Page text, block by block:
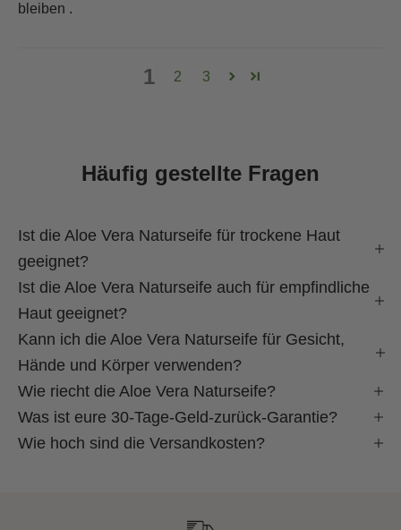
bleiben .
1 2 3
Häufig gestellte Fragen
Ist die Aloe Vera Naturseife für trockene Haut
geeignet?
Ist die Aloe Vera Naturseife auch für empfindliche
Haut geeignet?
Kann ich die Aloe Vera Naturseife für Gesicht,
Hände und Körper verwenden?
Wie riecht die Aloe Vera Naturseife?
Was ist eure 30-Tage-Geld-zurück-Garantie?
Wie hoch sind die Versandkosten?